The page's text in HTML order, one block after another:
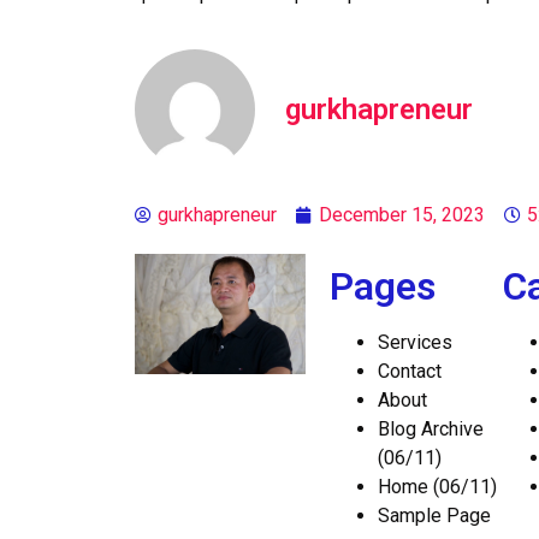
gurkhapreneur
gurkhapreneur December 15, 2023
Pages
Services
Contact
About
Blog Archive
(06/11)
Home (06/11)
Sample Page